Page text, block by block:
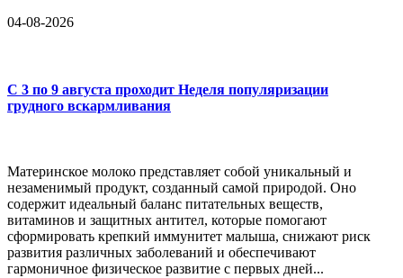
04-08-2026
С 3 по 9 августа проходит Неделя популяризации
грудного вскармливания
Материнское молоко представляет собой уникальный и
незаменимый продукт, созданный самой природой. Оно
содержит идеальный баланс питательных веществ,
витаминов и защитных антител, которые помогают
сформировать крепкий иммунитет малыша, снижают риск
развития различных заболеваний и обеспечивают
гармоничное физическое развитие с первых дней...